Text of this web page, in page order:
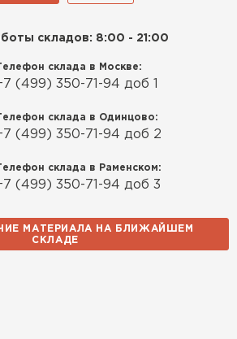
складов: 8:00 - 21:00
склада в Москве:
(499) 350-71-94 доб 1
склада в Одинцово:
(499) 350-71-94 доб 2
склада в Раменском:
(499) 350-71-94 доб 3
МАТЕРИАЛА НА БЛИЖАЙШЕМ
СКЛАДЕ